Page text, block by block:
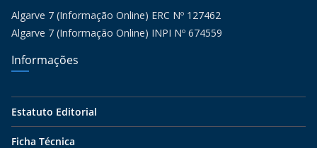
Algarve 7 (Informação Online) ERC Nº 127462
Algarve 7 (Informação Online) INPI Nº 674559
Informações
Estatuto Editorial
Ficha Técnica